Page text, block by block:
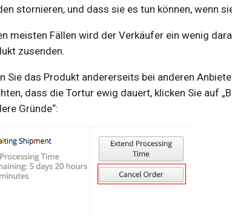
stornieren, und dass sie es tun können, wenn
meisten Fällen wird der Verkäufer ein wenig
zusenden.
Sie das Produkt andererseits bei anderen
dass die Tortur ewig dauert, klicken Sie auf
Gründe“: